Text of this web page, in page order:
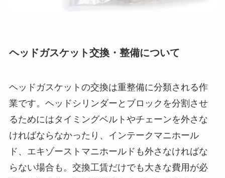
ヘッドガスケット交換・整備について
ヘッドガスケットの交換は重整備に分類される作
業です。ヘッドシリンダーとブロックを分割させ
るためにはタイミングベルトやチェーンを外さな
ければならなかったり、インテークマニホール
ド、エキゾーストマニホールドも外さなければな
らない場合も。交換工賃だけでも大きな費用が必